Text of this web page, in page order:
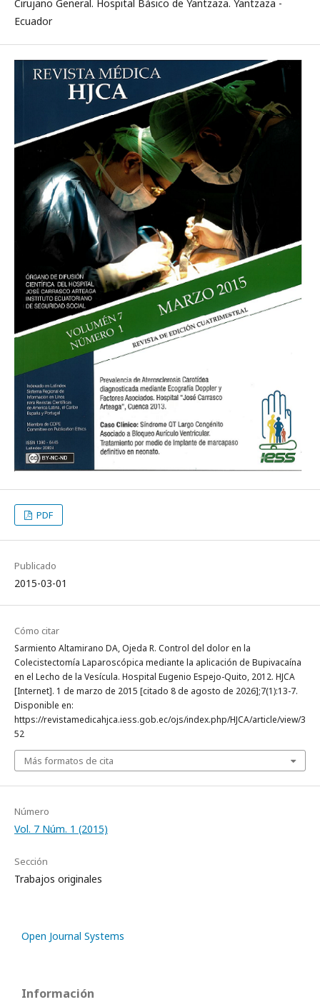
Cirujano General. Hospital Básico de Yantzaza. Yantzaza -
Ecuador
PDF
Publicado
2015-03-01
Cómo citar
Sarmiento Altamirano DA, Ojeda R. Control del dolor en la
Colecistectomía Laparoscópica mediante la aplicación de Bupivacaína
en el Lecho de la Vesícula. Hospital Eugenio Espejo-Quito, 2012. HJCA
[Internet]. 1 de marzo de 2015 [citado 8 de agosto de 2026];7(1):13-7.
Disponible en:
https://revistamedicahjca.iess.gob.ec/ojs/index.php/HJCA/article/view/3
52
Más formatos de cita
Número
Vol. 7 Núm. 1 (2015)
Sección
Trabajos originales
Open Journal Systems
Información